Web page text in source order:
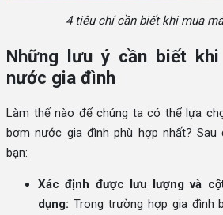
4 tiêu chí cần biết khi mua
Những lưu ý cần biết
nước gia đình
Làm thế nào để chúng ta có thể lựa
bơm nước gia đình phù hợp nhất?
bạn:
Xác định được lưu lượng và
dụng: Trong trường hợp gia đình